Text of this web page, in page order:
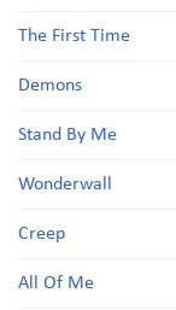
The First Time
Demons
Stand By Me
Wonderwall
Creep
All Of Me